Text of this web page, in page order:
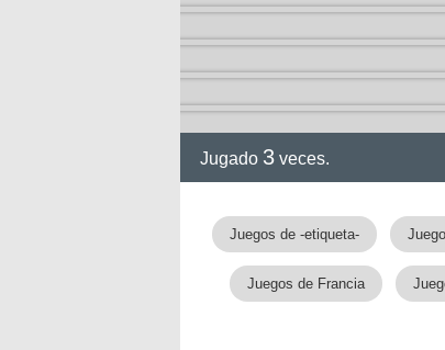
Jugado 3 veces.
Juegos de -etiqueta-
Juegos de Francia